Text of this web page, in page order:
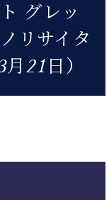
グレッ
リサイタ
21日）